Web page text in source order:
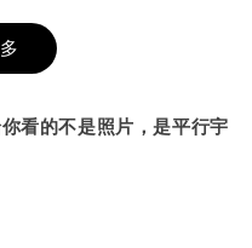
看的不是照片，是平行宇